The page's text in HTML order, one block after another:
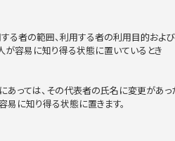
る者の範囲、利用する者の利用目的およ
容易に知り得る状態に置いているとき
ては、その代表者の氏名に変更があっ
易に知り得る状態に置きます。